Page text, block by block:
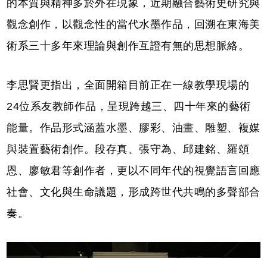
的本質與精神多於外在現象，近期融合藝術史研究與
觀念創作，以觀念性的當代水墨作品，回溯在東海美
術系三十多年來理論與創作互證有無的思想脈絡。
李思賢更指出，全面開箱目前正在一線教學現場的
24位系友教師作品，呈現跨越三、四十年來的藝術
能量。作品形式涵蓋水墨、膠彩、油畫、雕塑、複媒
與裝置藝術創作。段存真、張守為、邱建銘、羅頌
恩、廖敏君等創作者，更以不同年代的視覺語言回應
社會、文化與生命議題，形成跨世代共鳴的多聲部合
奏。